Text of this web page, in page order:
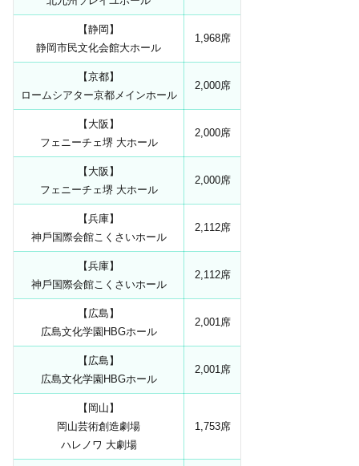
【静岡】
静岡市民文化会館大ホール
1,968席
【京都】
ロームシアター京都メインホール
2,000席
【大阪】
フェニーチェ堺 大ホール
2,000席
【大阪】
フェニーチェ堺 大ホール
2,000席
【兵庫】
神⼾国際会館こくさいホール
2,112席
【兵庫】
神⼾国際会館こくさいホール
2,112席
【広島】
広島文化学園HBGホール
2,001席
【広島】
広島文化学園HBGホール
2,001席
【岡山】
岡山芸術創造劇場
ハレノワ 大劇場
1,753席